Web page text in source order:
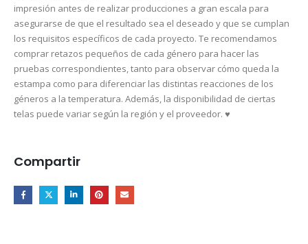
impresión antes de realizar producciones a gran escala para
asegurarse de que el resultado sea el deseado y que se cumplan
los requisitos específicos de cada proyecto. Te recomendamos
comprar retazos pequeños de cada género para hacer las
pruebas correspondientes, tanto para observar cómo queda la
estampa como para diferenciar las distintas reacciones de los
géneros a la temperatura. Además, la disponibilidad de ciertas
telas puede variar según la región y el proveedor. ♥
Compartir